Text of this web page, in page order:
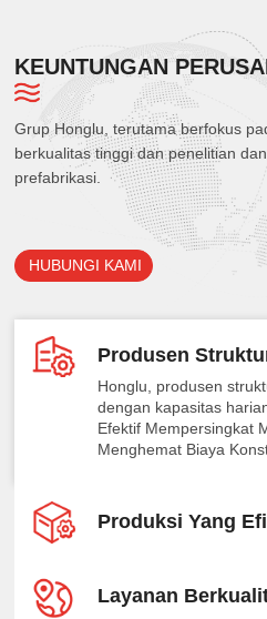
KEUNTUNGAN
Grup Honglu, terutama berfokus
berkualitas tinggi dan penelitian
prefabrikasi.
HUBUNGI KAMI
Produsen
Honglu, produsen
dengan kapasitas
Efektif Mempersingkat
Menghemat Biaya
Produksi Yang
Layanan